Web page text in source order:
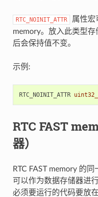
RTC_NOINIT_ATTR
属性宏
memory。放入此类型
后会保持值不变。
示例:
RTC_NOINIT_ATTR
RTC FAST
器）
RTC FAST memory 的
可以作为数据存储器进
必须要运行的代码要放